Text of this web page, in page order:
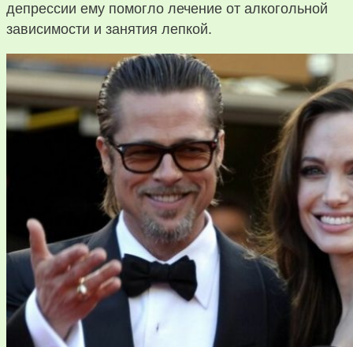
депрессии ему помогло лечение от алкогольной
зависимости и занятия лепкой.